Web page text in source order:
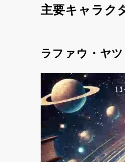
主要キャラク
ラファウ・ヤ